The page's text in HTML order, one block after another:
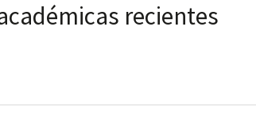
recientes